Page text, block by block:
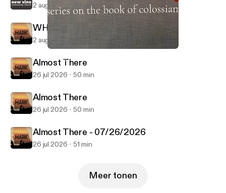
Weekly Service
2 aug 2026 59 min
WHEN? - 08/02/2026
2 aug 2026
Almost There
26 jul 2026 50 min
Almost There
26 jul 2026 50 min
Almost There - 07/26/2026
26 jul 2026 51 min
Meer tonen